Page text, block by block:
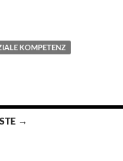
Kompetenz = Schutz) *
KOMPETENZ
→